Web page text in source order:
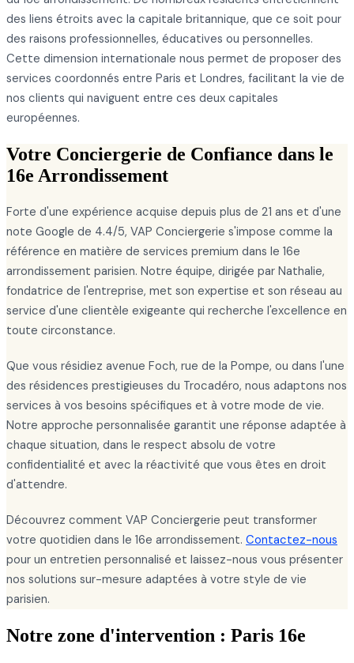
des liens étroits avec la capitale britannique, que ce soit pour
des raisons professionnelles, éducatives ou personnelles.
Cette dimension internationale nous permet de proposer des
services coordonnés entre Paris et Londres, facilitant la vie de
nos clients qui naviguent entre ces deux capitales
européennes.
Votre Conciergerie de Confiance dans le
16e Arrondissement
Forte d'une expérience acquise depuis plus de 21 ans et d'une
note Google de 4.4/5, VAP Conciergerie s'impose comme la
référence en matière de services premium dans le 16e
arrondissement parisien. Notre équipe, dirigée par Nathalie,
fondatrice de l'entreprise, met son expertise et son réseau au
service d'une clientèle exigeante qui recherche l'excellence en
toute circonstance.
Que vous résidiez avenue Foch, rue de la Pompe, ou dans l'une
des résidences prestigieuses du Trocadéro, nous adaptons nos
services à vos besoins spécifiques et à votre mode de vie.
Notre approche personnalisée garantit une réponse adaptée à
chaque situation, dans le respect absolu de votre
confidentialité et avec la réactivité que vous êtes en droit
d'attendre.
Découvrez comment VAP Conciergerie peut transformer
votre quotidien dans le 16e arrondissement. Contactez-nous
pour un entretien personnalisé et laissez-nous vous présenter
nos solutions sur-mesure adaptées à votre style de vie
parisien.
Notre zone d'intervention : Paris 16e